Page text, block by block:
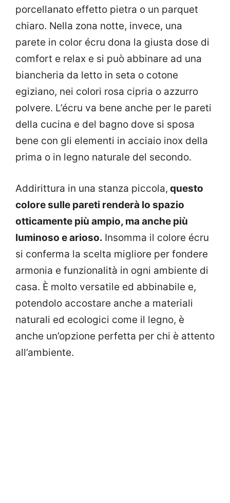
porcellanato effetto pietra o un parquet
chiaro. Nella zona notte, invece, una
parete in color écru dona la giusta dose di
comfort e relax e si può abbinare ad una
biancheria da letto in seta o cotone
egiziano, nei colori rosa cipria o azzurro
polvere. L’écru va bene anche per le pareti
della cucina e del bagno dove si sposa
bene con gli elementi in acciaio inox della
prima o in legno naturale del secondo.
Addirittura in una stanza piccola, questo
colore sulle pareti renderà lo spazio
otticamente più ampio, ma anche più
luminoso e arioso. Insomma il colore écru
si conferma la scelta migliore per fondere
armonia e funzionalità in ogni ambiente di
casa. È molto versatile ed abbinabile e,
potendolo accostare anche a materiali
naturali ed ecologici come il legno, è
anche un’opzione perfetta per chi è attento
all’ambiente.